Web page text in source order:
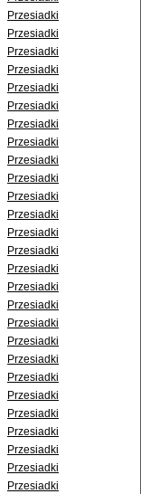
Przesiadki
Przesiadki
Przesiadki
Przesiadki
Przesiadki
Przesiadki
Przesiadki
Przesiadki
Przesiadki
Przesiadki
Przesiadki
Przesiadki
Przesiadki
Przesiadki
Przesiadki
Przesiadki
Przesiadki
Przesiadki
Przesiadki
Przesiadki
Przesiadki
Przesiadki
Przesiadki
Przesiadki
Przesiadki
Przesiadki
Przesiadki